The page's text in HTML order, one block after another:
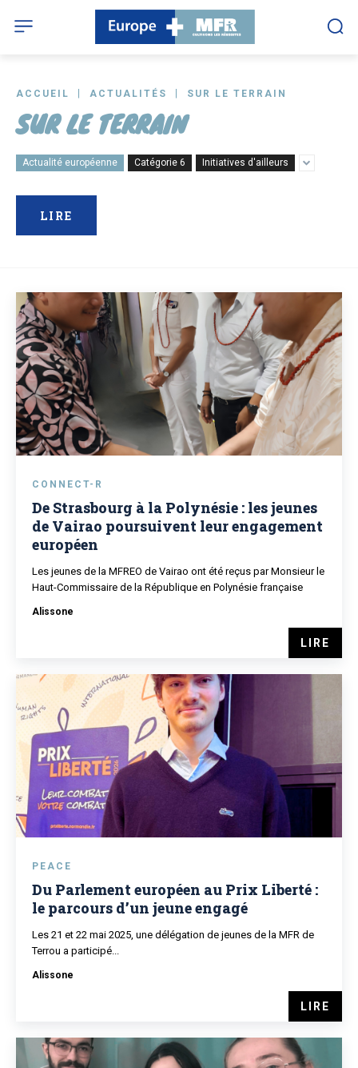
ACCUEIL ACTUALITÉS SUR LE TERRAIN
SUR LE TERRAIN
Actualité européenne Catégorie 6 Initiatives d'ailleurs
LIRE
CONNECT-R
De Strasbourg à la Polynésie : les jeunes
de Vairao poursuivent leur engagement
européen
Les jeunes de la MFREO de Vairao ont été reçus par Monsieur le
Haut-Commissaire de la République en Polynésie française
Alissone
LIRE
PEACE
Du Parlement européen au Prix Liberté :
le parcours d’un jeune engagé
Les 21 et 22 mai 2025, une délégation de jeunes de la MFR de
Terrou a participé...
Alissone
LIRE